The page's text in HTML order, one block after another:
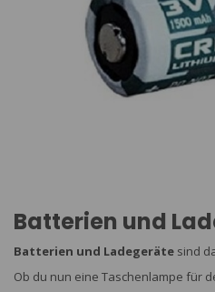
Batterien und
Batterien und Ladegeräte sind
Ob du nun eine Taschenlampe für